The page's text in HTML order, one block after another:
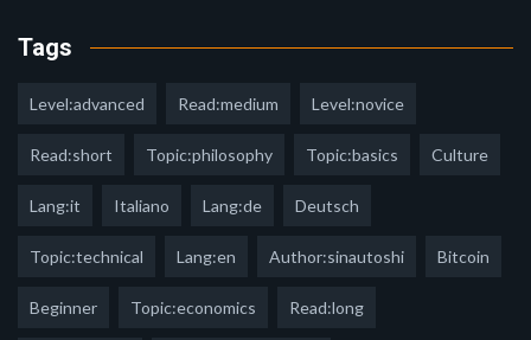
Tags
Level:advanced Read:medium Level:novice
Read:short Topic:philosophy Topic:basics Culture
Lang:it Italiano Lang:de Deutsch
Topic:technical Lang:en Author:sinautoshi Bitcoin
Beginner Topic:economics Read:long